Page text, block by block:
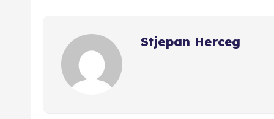
Stjepan Herceg